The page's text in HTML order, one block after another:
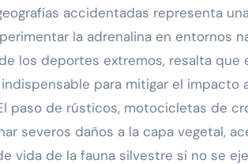
accidentadas representa
la adrenalina en entornos
los deportes extremos, resalta
para mitigar el impacto
paso de rústicos, motocicletas de
severos daños a la capa vegetal,
vida de la fauna silvestre si no se